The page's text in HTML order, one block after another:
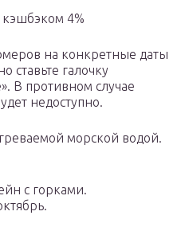
кэшбэком 4%
на конкретные даты
ставьте галочку
В противном случае
недоступно.
морской водой.
с горками.